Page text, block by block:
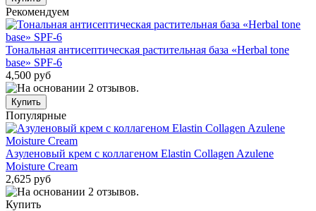
Рекомендуем
Тональная антисептическая растительная база «Herbal tone
base» SPF-6
4,500 руб
Популярные
Азуленовый крем с коллагеном Elastin Collagen Azulene
Moisture Cream
2,625 руб
Купить